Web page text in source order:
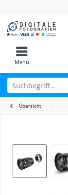
Menü
Übersicht